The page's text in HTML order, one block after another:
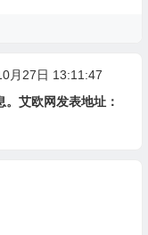
月27日 13:11:47
艾欧网发表地址：